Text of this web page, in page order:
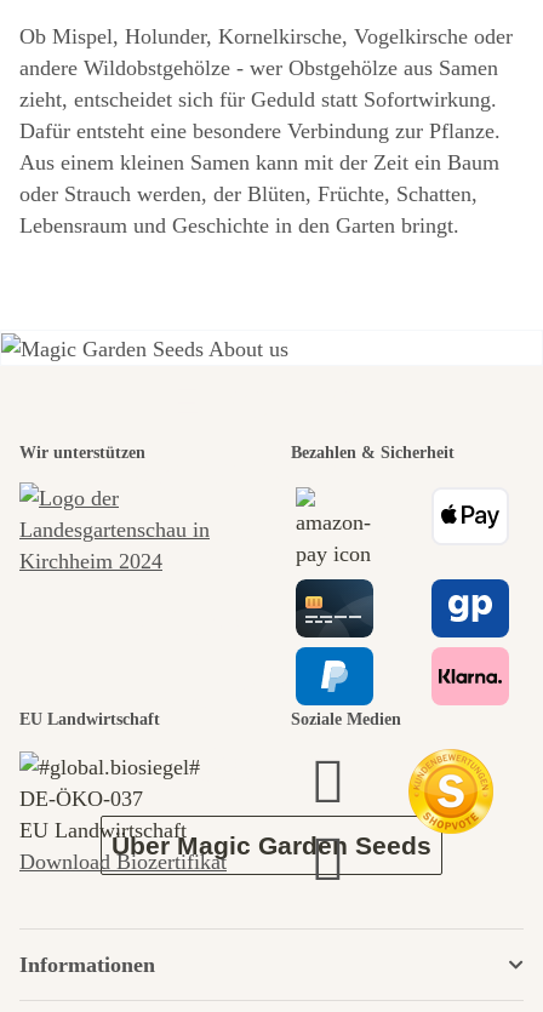
Ob Mispel, Holunder, Kornelkirsche, Vogelkirsche oder
andere Wildobstgehölze - wer Obstgehölze aus Samen
zieht, entscheidet sich für Geduld statt Sofortwirkung.
Dafür entsteht eine besondere Verbindung zur Pflanze.
Aus einem kleinen Samen kann mit der Zeit ein Baum
oder Strauch werden, der Blüten, Früchte, Schatten,
Lebensraum und Geschichte in den Garten bringt.
schönsten
Wege zu uns
selbst führt
durch den
Garten
Über Magic Garden Seeds
Wir unterstützen Bezahlen & Sicherheit
EU Landwirtschaft
DE‑ÖKO‑037
EU Landwirtschaft
Download Biozertifikat
Soziale Medien
Informationen